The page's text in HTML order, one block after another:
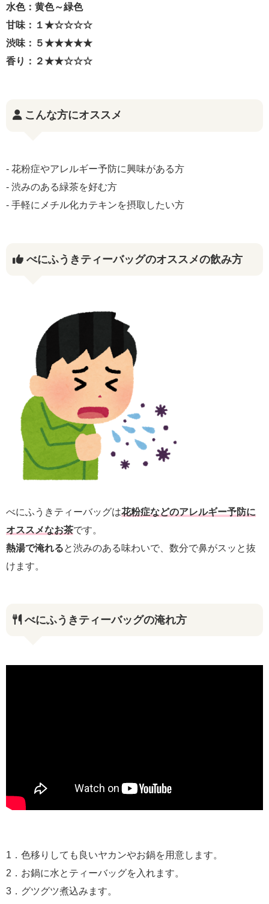
水色：黄色～緑色
甘味：１★☆☆☆☆
渋味：５★★★★★
香り：２★★☆☆☆
こんな方にオススメ
- 花粉症やアレルギー予防に興味がある方
- 渋みのある緑茶を好む方
- 手軽にメチル化カテキンを摂取したい方
べにふうきティーバッグのオススメの飲み方
べにふうきティーバッグは花粉症などのアレルギー予防に
オススメなお茶です。
熱湯で淹れると渋みのある味わいで、数分で鼻がスッと抜
けます。
べにふうきティーバッグの淹れ方
1．色移りしても良いヤカンやお鍋を用意します。
2．お鍋に水とティーバッグを入れます。
3．グツグツ煮込みます。